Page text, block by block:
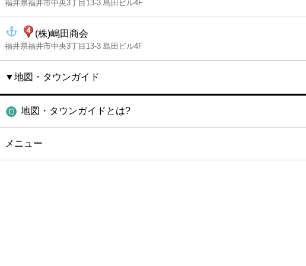
福井県福井市中央3丁目13-3 島田ビル4F
(株)嶋田商会
福井県福井市中央3丁目13-3 島田ビル4F
▼地図・タウンガイド
地図・タウンガイドとは?
メニュー